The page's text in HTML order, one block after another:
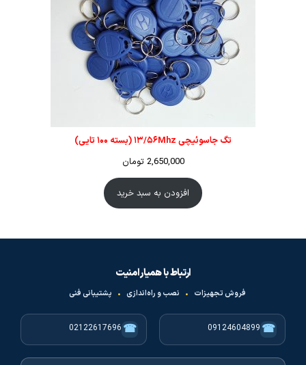
تگ جاسوئیچی ۱۳/۵۶Mhz (بسته ۱۰۰ تایی)
2,650,000 تومان
افزودن به سبد خرید
ارتباط با همیار امنیت
فروش تجهیزات • نصب و راه‌اندازی • پشتیبانی فنی
☎
09124604899
☎
02122617696